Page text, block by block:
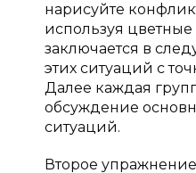
нарисуйте
используя
заключается в
этих ситуаций с
Далее каждая
обсуждение
ситуаций.
Второе